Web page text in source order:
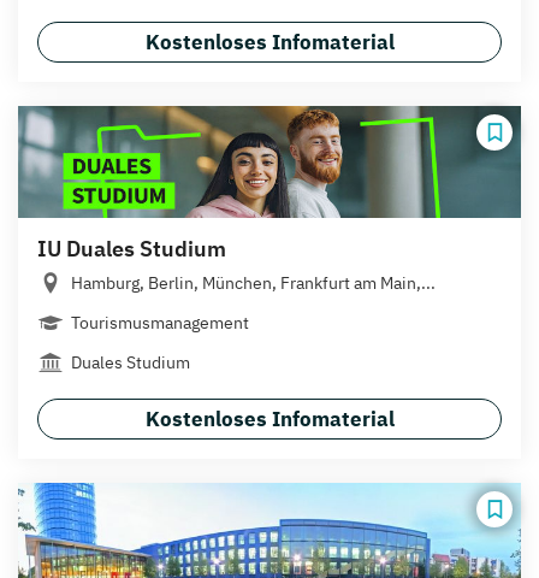
Kostenloses Infomaterial
IU Duales Studium
Hamburg, Berlin, München, Frankfurt am Main,...
Tourismusmanagement
Duales Studium
Kostenloses Infomaterial